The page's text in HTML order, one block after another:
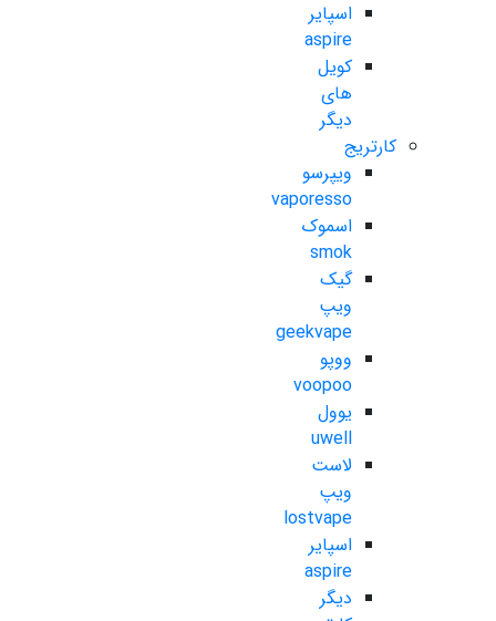
اسپایر
aspire
کویل
های
دیگر
کارتریج
ویپرسو
vaporesso
اسموک
smok
گیک
ویپ
geekvape
ووپو
voopoo
یوول
uwell
لاست
ویپ
lostvape
اسپایر
aspire
دیگر